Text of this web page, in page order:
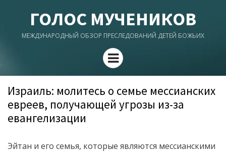
ГОЛОС МУЧЕНИКОВ
МЕЖДУНАРОДНЫЙ ОБЗОР ПРЕСЛЕДОВАНИЙ ДЕТЕЙ БОЖЬИХ
Menu
Израиль: молитесь о семье мессианских
евреев, получающей угрозы из-за
евангелизации
Эйтан и его семья, которые являются мессианскими